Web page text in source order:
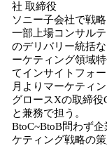
社 取締役
ソニー子会社で戦
一部上場コンサル
のデリバリー統括
ーケティング領域
てインサイトフォ
月よりマーケティ
グロースXの取締役
と兼務で担う。
BtoC~BtoB問わず
ケティング戦略の